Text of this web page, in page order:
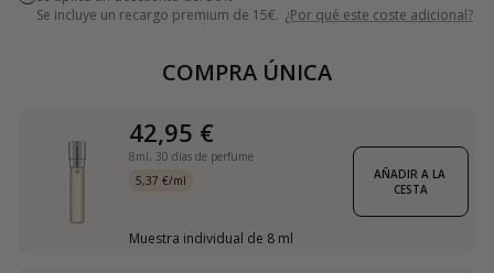
Se incluye un recargo premium de 15€. ¿Por qué este coste adicional?
COMPRA ÚNICA
42,95 €
8ml, 30 días de perfume
5,37 €/ml
Muestra individual de 8 ml
AÑADIR A LA
CESTA